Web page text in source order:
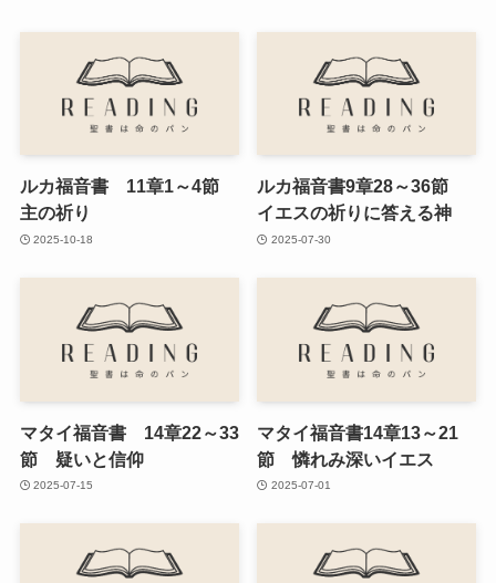
ルカ福音書 11章1～4節
主の祈り
2025-10-18
ルカ福音書9章28～36節
イエスの祈りに答える神
2025-07-30
マタイ福音書 14章22～33
節 疑いと信仰
2025-07-15
マタイ福音書14章13～21
節 憐れみ深いイエス
2025-07-01